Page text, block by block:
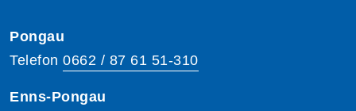
Pongau
Telefon 0662 / 87 61 51-310
Enns-Pongau